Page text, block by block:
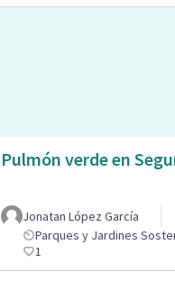
Pulmón verde en
Jonatan López García
Parques y Jardines
1